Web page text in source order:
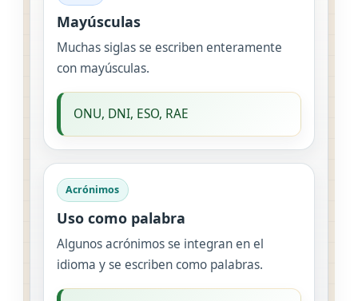
Mayúsculas
Muchas siglas se escriben enteramente
con mayúsculas.
ONU, DNI, ESO, RAE
Acrónimos
Uso como palabra
Algunos acrónimos se integran en el
idioma y se escriben como palabras.